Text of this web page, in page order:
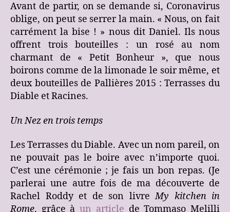
Avant de partir, on se demande si, Coronavirus
oblige, on peut se serrer la main. « Nous, on fait
carrément la bise ! » nous dit Daniel. Ils nous
offrent trois bouteilles : un rosé au nom
charmant de « Petit Bonheur », que nous
boirons comme de la limonade le soir même, et
deux bouteilles de Pallières 2015 : Terrasses du
Diable et Racines.
Un Nez en trois temps
Les Terrasses du Diable. Avec un nom pareil, on
ne pouvait pas le boire avec n’importe quoi.
C’est une cérémonie ; je fais un bon repas. (Je
parlerai une autre fois de ma découverte de
Rachel Roddy et de son livreMy kitchen in
Rome, grâce àun article de Tommaso Melilli